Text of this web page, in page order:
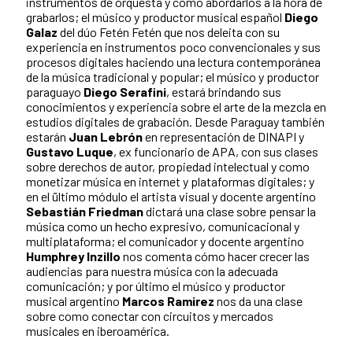
grabarlos; el músico y productor musical español Diego
Galaz del dúo Fetén Fetén que nos deleita con su
experiencia en instrumentos poco convencionales y sus
procesos digitales haciendo una lectura contemporánea
de la música tradicional y popular; el músico y productor
paraguayo Diego Serafini, estará brindando sus
conocimientos y experiencia sobre el arte de la mezcla en
estudios digitales de grabación. Desde Paraguay también
estarán Juan Lebrónen representación de DINAPI y
Gustavo Luque, ex funcionario de APA, con sus clases
sobre derechos de autor, propiedad intelectual y como
monetizar música en internet y plataformas digitales; y
en el ültimo módulo el artista visual y docente argentino
Sebastián Friedmandictará una clase sobre pensar la
música como un hecho expresivo, comunicacional y
multiplataforma; el comunicador y docente argentino
Humphrey Inzillo nos comenta cómo hacer crecer las
audiencias para nuestra música con la adecuada
comunicación; y por último el músico y productor
musical argentino Marcos Ramirez nos da una clase
sobre como conectar con circuitos y mercados
musicales en iberoamérica.